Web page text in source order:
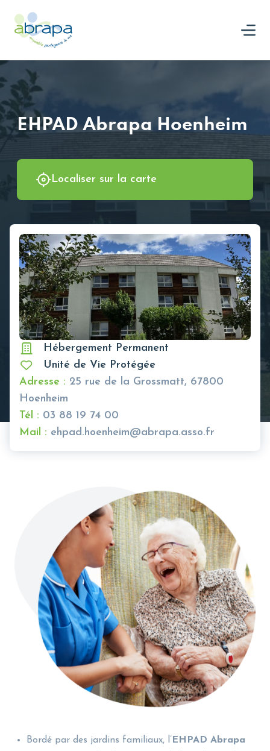
EHPAD Abrapa Hoenheim
Localiser sur la carte
Hébergement Permanent
Unité de Vie Protégée
Adresse : 25 rue de la Grossmatt, 67800
Hoenheim
Tél : 03 88 19 74 00
Mail : ehpad.hoenheim@abrapa.asso.fr
Bordé par des jardins familiaux, l’ EHPAD Abrapa